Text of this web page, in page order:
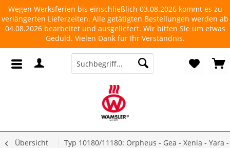
Wegen Werksferien bis einschließlich 03.08.2026 kommt es zu
verlängerten Lieferzeiten. Alle getätigten Bestellungen werden ab
04.08.2026 bearbeitet und ausgeliefert. Wir bitten Sie um etwas
Geduld. Vielen Dank für Ihr Verständnis.
Übersicht Typ 10180/11180: Orpheus - Gea - Xenia - Yara